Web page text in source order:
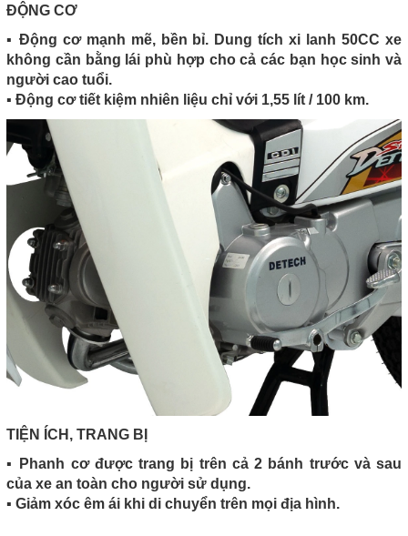
ĐỘNG CƠ
▪️ Động cơ mạnh mẽ, bền bỉ. Dung tích xi lanh 50CC xe
không cần bằng lái phù hợp cho cả các bạn học sinh và
người cao tuổi.
▪️ Động cơ tiết kiệm nhiên liệu chỉ với 1,55 lít / 100 km.
TIỆN ÍCH, TRANG BỊ
▪️ Phanh cơ được trang bị trên cả 2 bánh trước và sau
của xe an toàn cho người sử dụng.
▪️ Giảm xóc êm ái khi di chuyển trên mọi địa hình.